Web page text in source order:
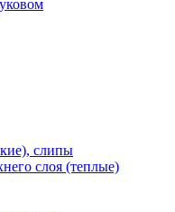
слипы
слоя (теплые)